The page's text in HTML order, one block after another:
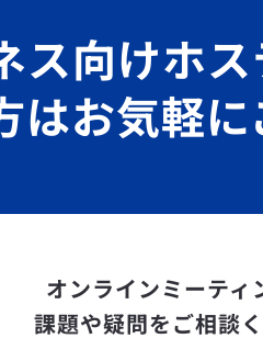
ス向けホ
はお気軽
オンラインミーティ
課題や疑問をご相談